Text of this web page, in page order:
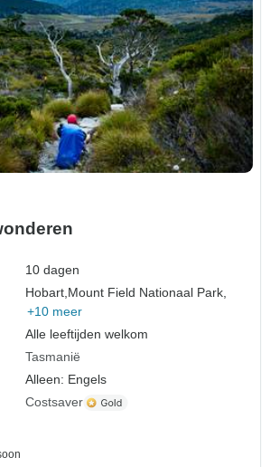
10 dagen
Hobart,Mount Field Nationaal Park,
+10 meer
Alle leeftijden welkom
Tasmanië
Alleen: Engels
Costsaver